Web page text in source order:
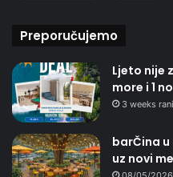
Preporučujemo
Ljeto nije
more i 1
3 weeks
barČina
uz novi